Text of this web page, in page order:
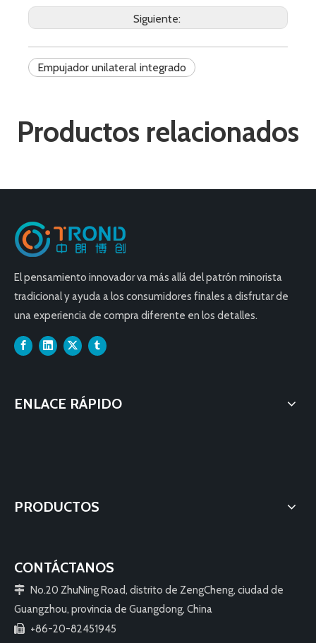
Siguiente:
Empujador unilateral integrado
Productos relacionados
El pensamiento innovador va más allá del patrón minorista
tradicional y ayuda a los consumidores finales a disfrutar de
una experiencia de compra diferente en los detalles.
ENLACE RÁPIDO
PRODUCTOS
CONTÁCTANOS

No.20 ZhuNing Road, distrito de ZengCheng, ciudad de
Guangzhou, provincia de Guangdong, China
 +86-20-82451945